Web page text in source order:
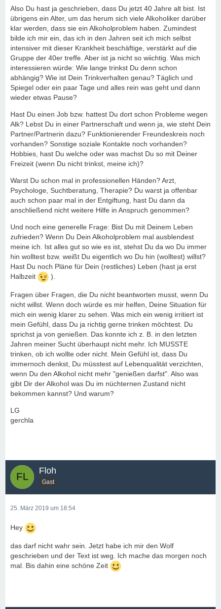
Also Du hast ja geschrieben, dass Du jetzt 40 Jahre alt bist. Ist
übrigens ein Alter, um das herum sich viele Alkoholiker darüber
klar werden, dass sie ein Alkoholproblem haben. Zumindest
bilde ich mir ein, das ich in den Jahren seit ich mich selbst
intensiver mit dieser Krankheit beschäftige, verstärkt auf die
Gruppe der 40er treffe. Aber ist ja nicht so wiichtig. Was mich
interessieren würde: Wie lange trinkst Du denn schon
abhängig? Wie ist Dein Trinkverhalten genau? Täglich und
Spiegel oder ein paar Tage und alles rein was geht und dann
wieder etwas Pause?
Hast Du einen Job bzw. hattest Du dort schon Probleme wegen
Alk? Lebst Du in einer Partnerschaft und wenn ja, wie steht Dein
Partner/Partnerin dazu? Funktionierender Freundeskreis noch
vorhanden? Sonstige soziale Kontakte noch vorhanden?
Hobbies, hast Du welche oder was machst Du so mit Deiner
Freizeit (wenn Du nicht trinkst, meine ich)?
Warst Du schon mal in professionellen Händen? Arzt,
Psychologe, Suchtberatung, Therapie? Du warst ja offenbar
auch schon paar mal in der Entgiftung, hast Du dann da
anschließend nicht weitere Hilfe in Anspruch genommen?
Und noch eine generelle Frage: Bist Du mit Deinem Leben
zufrieden? Wenn Du Dein Alkoholproblem mal ausblendest
meine ich. Ist alles gut so wie es ist, stehst Du da wo Du immer
hin wolltest bzw. weißt Du eigentlich wo Du hin (wolltest) willst?
Hast Du noch Pläne für Dein (restliches) Leben (hast ja erst
Halbzeit
).
Fragen über Fragen, die Du nicht beantworten musst, wenn Du
nicht willst. Wenn doch würde es mir helfen, Deine Situation für
mich ein wenig klarer zu sehen. Was mich ein wenig irritiert ist
mein Gefühl, dass Du ja richtig gerne trinken möchtest. Du
sprichst ja von genießen. Das konnte ich z. B. in den letzten
Jahren meiner Sucht überhaupt nicht mehr. Ich MUSSTE
trinken, ob ich wollte oder nicht. Mein Gefühl ist, dass Du
immernoch denkst, Du müsstest auf Lebenqualität verzichten,
wenn Du den Alkohol nicht mehr "genießen darfst". Also was
gibt Dir der Alkohol was Du im nüchternen Zustand nicht
bekommen kannst? Und warum?
LG
gerchla
Floh
Gast
25. März 2019 um 18:54
Hey
das darf nicht wahr sein. Jetzt habe ich mir den Wolf
geschrieben und der Text ist weg. Ich mache das morgen noch
mal. Bis dahin eine schöne Zeit